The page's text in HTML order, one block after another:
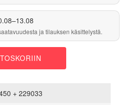
ja tilauksen käsittelystä.
+ 229033